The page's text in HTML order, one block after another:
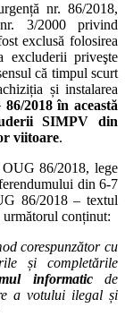
nr. 86/2018,
3/2000 privind
exclusă folosirea
excluderii priveşte
că timpul scurt
și instalarea
2018 în această
SIMPV din
viitoare.
86/2018, lege
din 6-7
86/2018 – textul
conținut:
corespunzător cu
și completările
informaticde
a votului ilegal și